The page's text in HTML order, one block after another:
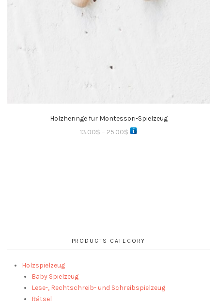
Holzheringe für Montessori-Spielzeug
13.00$ – 25.00$
PRODUCTS CATEGORY
Holzspielzeug
Baby Spielzeug
Lese-, Rechtschreib- und Schreibspielzeug
Rätsel